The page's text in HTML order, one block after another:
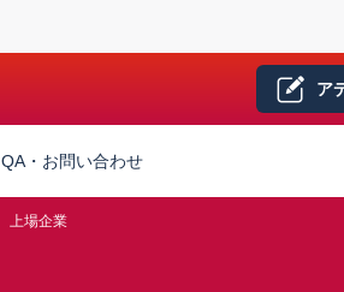
ア
QA・お問い合わせ
上場企業